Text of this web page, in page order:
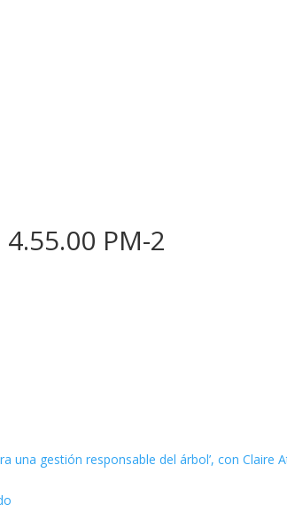
PM-2
una gestión responsable del árbol’, con Claire